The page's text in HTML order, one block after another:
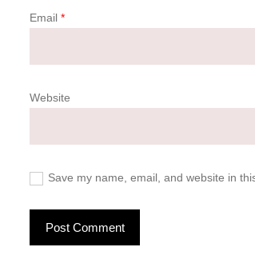
Email *
Website
Save my name, email, and website in